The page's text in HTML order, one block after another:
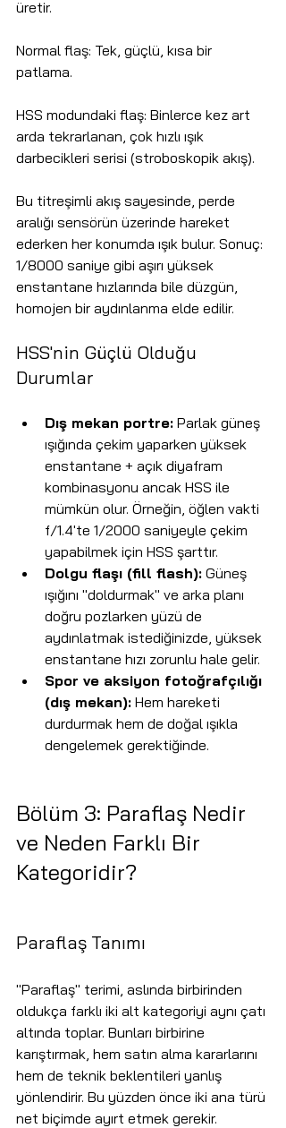
üretir.
Normal flaş: Tek, güçlü, kısa bir
patlama.
HSS modundaki flaş: Binlerce kez art
arda tekrarlanan, çok hızlı ışık
darbecikleri serisi (stroboskopik akış).
Bu titreşimli akış sayesinde, perde
aralığı sensörün üzerinde hareket
ederken her konumda ışık bulur. Sonuç:
1/8000 saniye gibi aşırı yüksek
enstantane hızlarında bile düzgün,
homojen bir aydınlanma elde edilir.
HSS'nin Güçlü Olduğu
Durumlar
Dış mekan portre: Parlak güneş
ışığında çekim yaparken yüksek
enstantane + açık diyafram
kombinasyonu ancak HSS ile
mümkün olur. Örneğin, öğlen vakti
f/1.4'te 1/2000 saniyeyle çekim
yapabilmek için HSS şarttır.
Dolgu flaşı (fill flash): Güneş
ışığını "doldurmak" ve arka planı
doğru pozlarken yüzü de
aydınlatmak istediğinizde, yüksek
enstantane hızı zorunlu hale gelir.
Spor ve aksiyon fotoğrafçılığı
(dış mekan): Hem hareketi
durdurmak hem de doğal ışıkla
dengelemek gerektiğinde.
Bölüm 3: Paraflaş Nedir
ve Neden Farklı Bir
Kategoridir?
Paraflaş Tanımı
"Paraflaş" terimi, aslında birbirinden
oldukça farklı iki alt kategoriyi aynı çatı
altında toplar. Bunları birbirine
karıştırmak, hem satın alma kararlarını
hem de teknik beklentileri yanlış
yönlendirir. Bu yüzden önce iki ana türü
net biçimde ayırt etmek gerekir.